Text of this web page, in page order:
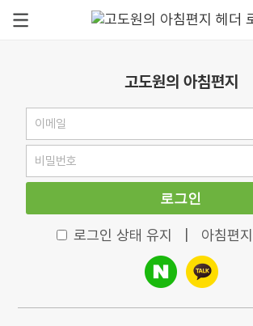
고도원의 아침편지
로그인
로그인 상태 유지 아침편